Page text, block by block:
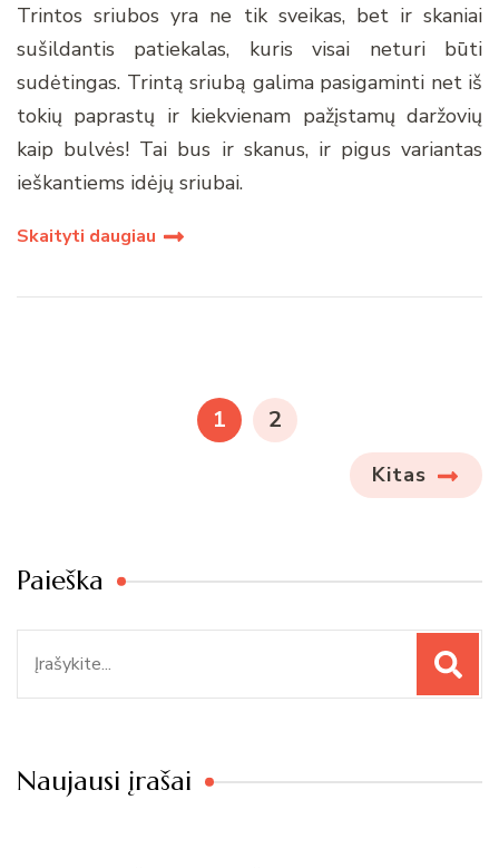
Trintos sriubos yra ne tik sveikas, bet ir skaniai
sušildantis patiekalas, kuris visai neturi būti
sudėtingas. Trintą sriubą galima pasigaminti net iš
tokių paprastų ir kiekvienam pažįstamų daržovių
kaip bulvės! Tai bus ir skanus, ir pigus variantas
ieškantiems idėjų sriubai.
Skaityti daugiau
puslapiavimas
PAGE
1 PAGE
2
Kitas
Paieška
Naujausi įrašai